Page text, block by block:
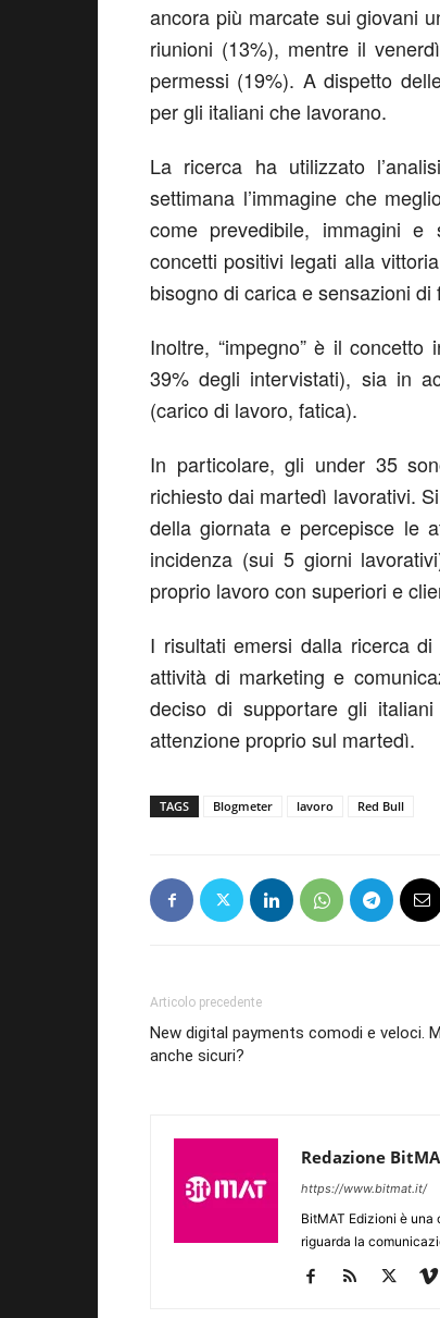
ancora più marcate sui giovani
riunioni (13%), mentre il
permessi (19%). A dispetto
per gli italiani che lavorano.
La ricerca ha utilizzato
settimana l’immagine che
come prevedibile, immagini
concetti positivi legati alla
bisogno di carica e sensazioni di
Inoltre, “impegno” è il
39% degli intervistati), sia in
(carico di lavoro, fatica).
In particolare, gli under 35
richiesto dai martedì lavorativi.
della giornata e percepisce le
incidenza (sui 5 giorni
proprio lavoro con superiori e
I risultati emersi dalla ricerca
attività di marketing e
deciso di supportare gli
attenzione proprio sul martedì.
TAGS Blogmeter lavoro Red Bull
Articolo precedente
New digital payments comodi e veloci.
anche sicuri?
Redazione
https://www.bitmat.it/
BitMAT Edizioni è
riguarda la